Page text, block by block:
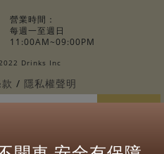
營業時間：
每週一至週日
11:00AM~09:00PM
Drinks Inc
隱私權聲明